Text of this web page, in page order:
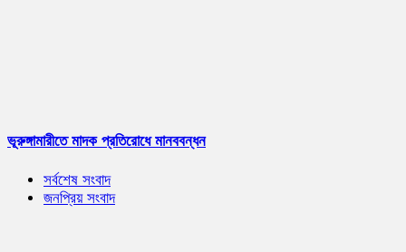
ভূরুঙ্গামারীতে মাদক প্রতিরোধে মানববন্ধন
সর্বশেষ সংবাদ
জনপ্রিয় সংবাদ